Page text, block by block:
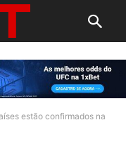
estão confirmados na